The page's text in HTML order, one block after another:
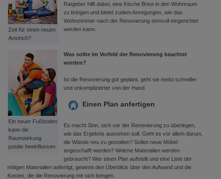
Zeit für einen neuen
Anstrich?
Ein neuer Fußboden
kann die
Raumwirkung
positiv beeinflussen
Ratgeber hilft dabei, eine frische Brise in den Wohnraum
zu bringen und bietet zudem Anregungen, wie das
Wohnzimmer nach der Renovierung sinnvoll eingerichtet
werden kann.
Was sollte im Vorfeld der Renovierung beachtet
werden?
Ist die Renovierung gut geplant, geht sie meist schneller
und unkomplizierter von der Hand.
Einen Plan anfertigen
Es macht Sinn, sich vor der Renovierung zu überlegen,
wie das Ergebnis aussehen soll. Geht es vor allem darum,
die Wände neu zu gestalten? Sollen neue Möbel
angeschafft werden? Welche Materialien werden
gebraucht? Wer einen Plan aufstellt und eine Liste der
nötigen Materialien anfertigt, gewinnt den Überblick über den Aufwand und die
Kosten, die die Renovierung mit sich bringen.